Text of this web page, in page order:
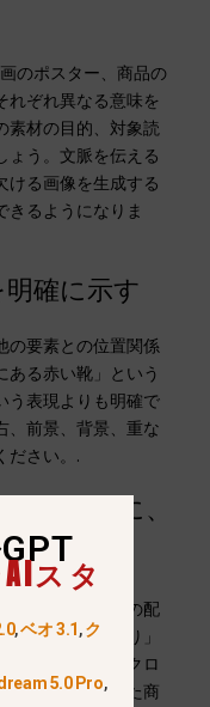
のポスター、商品の
れぞれ異なる意味を
素材の目的、対象読
ょう。文脈を伝える
ける画像を生成する
きるようになりま
確に示す
の要素との位置関係
ある赤い靴」という
う表現よりも明確で
、前景、背景、重な
ださい。.
える前に、
、視点、被写体の配
や「受賞歴あり」
ドショット、マクロ
は中央に配置した商
スタ
,ベオ 3.1,ク
5.0 Pro,